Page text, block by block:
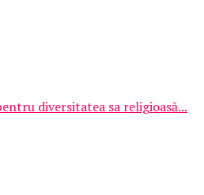
diversitatea sa religioasă...